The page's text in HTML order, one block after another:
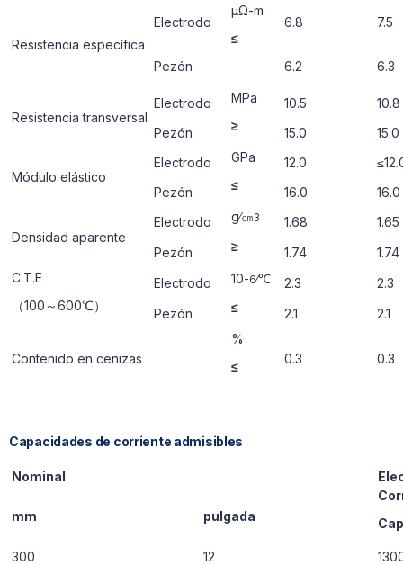
Resistencia específica
Electrodo
μΩ-m
≤
6.8 7.5
Pezón 6.2 6.3
Resistencia transversal
Electrodo
ΜРa
≥
10.5
10.8
Pezón
15.0 15.0
Módulo elástico
Electrodo
GРa
≤
12.0
Pezón
16.0 16.0
Densidad aparente
Electrodo g∕㎝3
≥
1.68
1.65
Pezón
1.74
1.74
C.T.E
（100～600℃）
Electrodo 10-6∕℃
≤
2.3
2.3
Pezón
2.1 2.1
Contenido en cenizas
%
≤
0.3 0.3
Capacidades de corriente admisibles
Nominal
mm pulgada
300 12